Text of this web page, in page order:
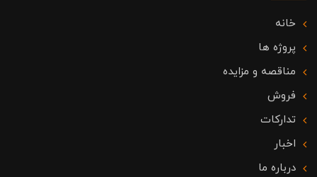
خانه
پروژه ها
مناقصه و مزایده
فروش
تدارکات
اخبار
درباره ما